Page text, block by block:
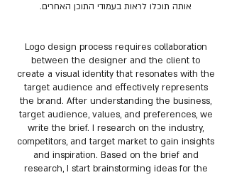
אותה תוכלו לראות בעמודי התוכן האחרים.
Logo design process requires collaboration
between the designer and the client to
create a visual identity that resonates with the
target audience and effectively represents
the brand. After understanding the business,
target audience, values, and preferences, we
write the brief. I research on the industry,
competitors, and target market to gain insights
and inspiration. Based on the brief and
research, I start brainstorming ideas for the